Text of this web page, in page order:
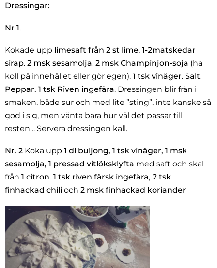
Dressingar:
Nr 1.
Kokade upp limesaft från 2 st lime, 1-2matskedar
sirap. 2 msk sesamolja. 2 msk Champinjon-soja (ha
koll på innehållet eller gör egen). 1 tsk vinäger. Salt.
Peppar. 1 tsk Riven ingefära. Dressingen blir frän i
smaken, både sur och med lite ”sting”, inte kanske så
god i sig, men vänta bara hur väl det passar till
resten… Servera dressingen kall.
Nr. 2 Koka upp 1 dl buljong, 1 tsk vinäger, 1 msk
sesamolja, 1 pressad vitlöksklyfta med saft och skal
från 1 citron. 1 tsk riven färsk ingefära, 2 tsk
finhackad chili och 2 msk finhackad koriander